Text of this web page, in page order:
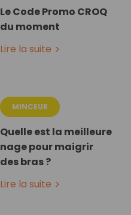
Le Code Promo CROQ
du moment
Lire la suite
MINCEUR
Quelle est la meilleure
nage pour maigrir
des bras ?
Lire la suite